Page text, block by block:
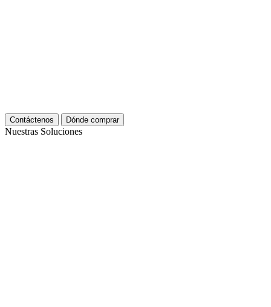
Contáctenos Dónde comprar
Nuestras Soluciones